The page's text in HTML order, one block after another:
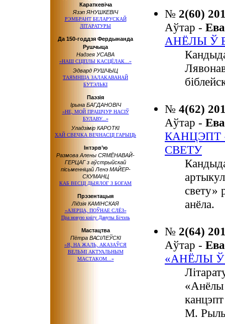
Караткевіча
Язэп ЯНУШКЕВІЧ
РЭМБРАНТ БЕЛАРУСКАЙ
ЛІТАРАТУРЫ
Да 150-годдзя Фердынанда
Рушчыца
Надзея УСАВА
«НАШ СЦІПЛЫ КАСЦЁЛАК...»
Эдвард РУШЧЫЦ
ТАЯМНІЦА ЗАЛАКАВАНАЙ
БУТЭЛЬКІ
Паэзія
Ірына БАГДАНОВІЧ
«НЕ, МОЙ ПРАШЧУР НАСІЎ
БУЛАВУ...»
Уладзімір КАРОТКІ
ХАЙ СВЕЧКА ВЕЧНАСЦІ ГАРЫЦЬ
Інтэрв’ю
Размова Алены СЯМЁНАВАЙ-
ГЕРЦАГ з аўстрыйскай
пісьменніцай Ленэ МАЙЕР-
СКУМАНЦ
КАБ ВЕСЦІ ДЫЯЛОГ З БОГАМ
Прэзентацыя
Лідзія КАМІНСКАЯ
«АЗЕРЦА, ПОЎНАЕ СЛЁЗ»
Пра новую кнігу Дануты Бічэль
Мастацтва
Пётра ВАСІЛЕЎСКІ
«Я, НА ЖАЛЬ, АКАЗАЎСЯ
ВЕЛЬМІ АКТУАЛЬНЫМ
МАСТАКОМ...»
№ 2(60)
Аўтар -
АНЁЛЫ Ў
№ 4(62)
Аўтар -
КАНЦЭПТ
СВЕТУ
свету»
анёла.
№ 2(64)
Аўтар -
«АНЁЛЫ
«Анёлы
М.